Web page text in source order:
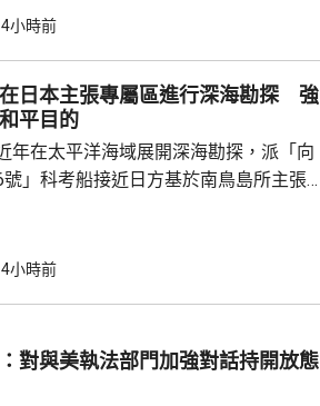
，為保障關鍵信息基礎設施安全穩定運
網絡安全審查。 商務部昨日宣布對
取5項反制措施，包括加強無人機相關
項對出口管...
4小時前
日本主張專屬區進行深海勘探 強
平目的
年在太平洋海域展開深海勘探，派「向
號」科考船接近日方基於南鳥島所主張
應說，中方開展的海洋科研活動服務是
域，林劍強調，中國一貫奉行防禦性國
4小時前
對與美執法部門加強對話持開放態